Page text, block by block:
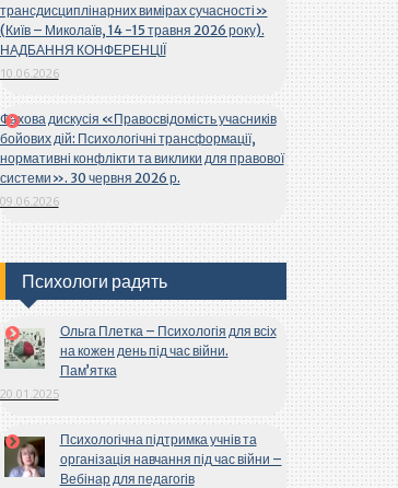
трансдисциплінарних вимірах сучасності»
(Київ – Миколаїв, 14 -15 травня 2026 року).
НАДБАННЯ КОНФЕРЕНЦІЇ
10.06.2026
Фахова дискусія «Правосвідомість учасників
бойових дій: Психологічні трансформації,
нормативні конфлікти та виклики для правової
системи». 30 червня 2026 р.
09.06.2026
Психологи радять
Ольга Плетка – Психологія для всіх
на кожен день під час війни.
Пам’ятка
20.01.2025
Психологічна підтримка учнів та
організація навчання під час війни –
Вебінар для педагогів